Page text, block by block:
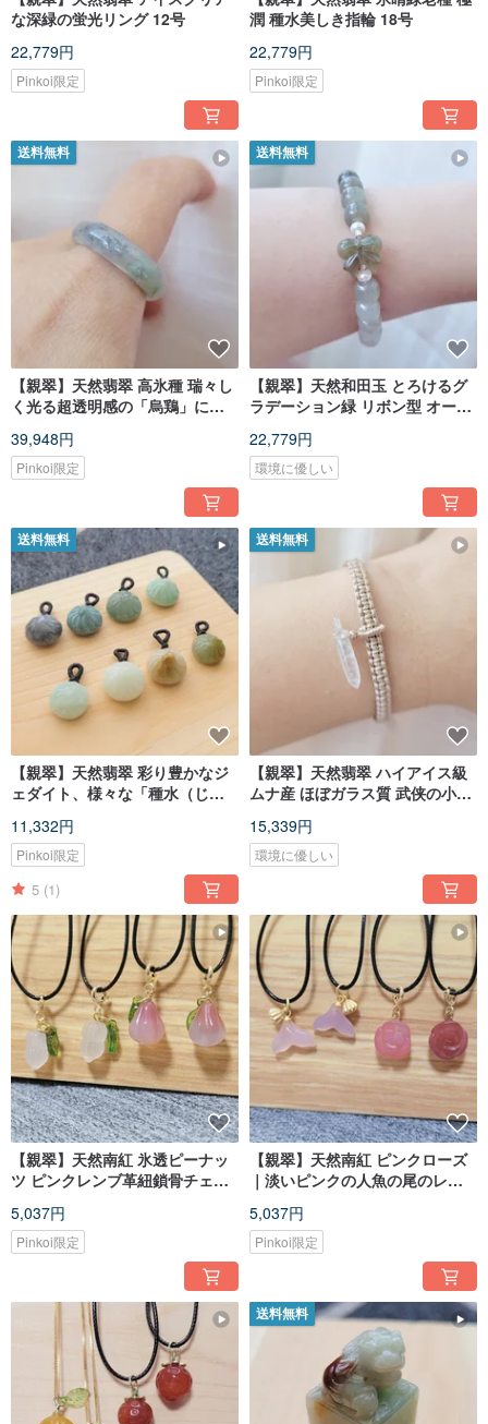
な深緑の蛍光リング 12号
22,779円
Pinkoi限定
潤 種水美しき指輪 18号
22,779円
Pinkoi限定
送料無料
【親翠】天然翡翠 高氷種 瑞々し
く光る超透明感の「烏鶏」にグ
ル 18号
39,948円
Pinkoi限定
送料無料
【親翠】天然和田玉 とろけるグ
ラデーション緑 リボン型 オール
スレット 手首周り16cm
22,779円
環境に優しい
送料無料
【親翠】天然翡翠 彩り豊かなジ
ェダイト、様々な「種水（じゅ
ス肉まん風ペンダント 第2弾
11,332円
Pinkoi限定
5 (1)
送料無料
【親翠】天然翡翠 ハイアイス級
ムナ産 ほぼガラス質 武侠の小さ
ラー編み込みブレスレット
15,339円
環境に優しい
【親翠】天然南紅 氷透ピーナッ
ツ ピンクレンブ革紐鎖骨チェー
さ
5,037円
Pinkoi限定
【親翠】天然南紅 ピンクローズ
｜淡いピンクの人魚の尾のレザ
上品
5,037円
Pinkoi限定
送料無料